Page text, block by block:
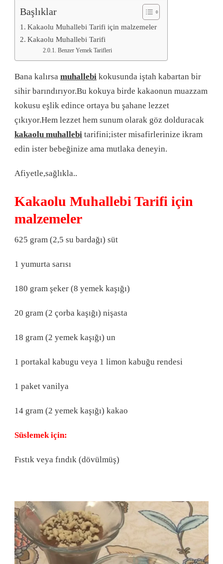
Başlıklar
Kakaolu Muhallebi Tarifi için malzemeler
Kakaolu Muhallebi Tarifi
Benzer Yemek Tarifleri
Bana kalırsa muhallebi kokusunda iştah kabartan bir
sihir barındırıyor.Bu kokuya birde kakaonun muazzam
kokusu eşlik edince ortaya bu şahane lezzet
çıkıyor.Hem lezzet hem sunum olarak göz dolduracak
kakaolu muhallebi tarifini;ister misafirlerinize ikram
edin ister bebeğinize ama mutlaka deneyin.
Afiyetle,sağlıkla..
Kakaolu Muhallebi Tarifi için
malzemeler
625 gram (2,5 su bardağı) süt
1 yumurta sarısı
180 gram şeker (8 yemek kaşığı)
20 gram (2 çorba kaşığı) nişasta
18 gram (2 yemek kaşığı) un
1 portakal kabugu veya 1 limon kabuğu rendesi
1 paket vanilya
14 gram (2 yemek kaşığı) kakao
Süslemek için:
Fıstık veya fındık (dövülmüş)